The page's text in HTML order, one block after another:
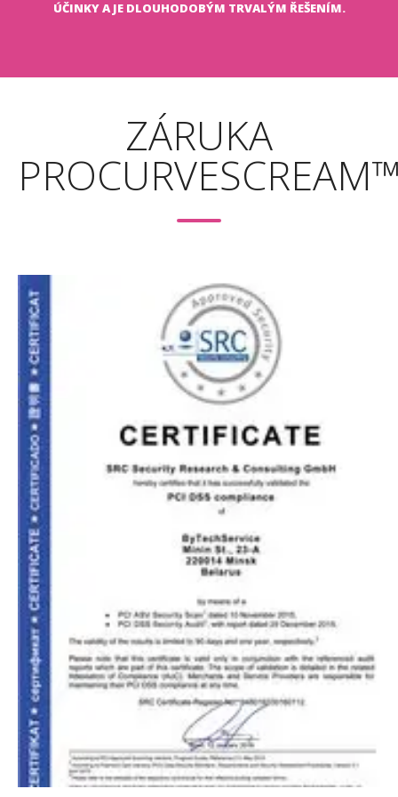
https://www.ncbi.nlm.nih.gov/books/NBK92776/
ÚČINKY A JE DLOUHODOBÝM TRVALÝM ŘEŠENÍM.
ZÁRUKA